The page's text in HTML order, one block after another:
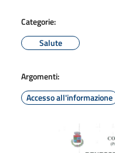
Categorie:
Salute
Argomenti:
Accesso all'informazione